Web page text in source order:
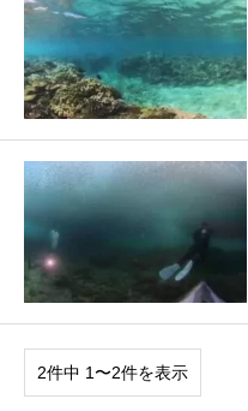
2件中 1〜2件を表示